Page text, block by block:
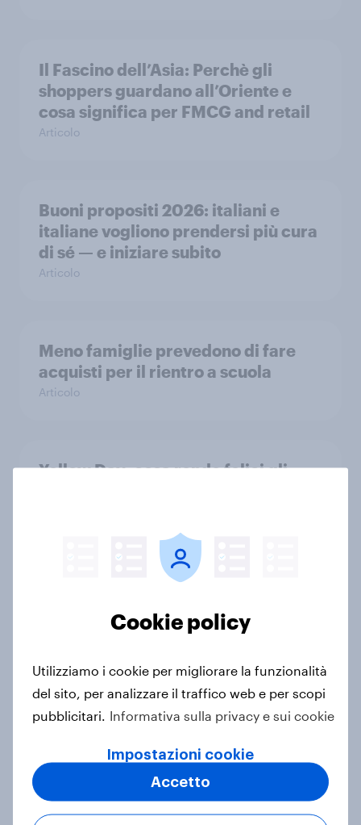
Il Fascino dell’Asia: Perchè gli
shoppers guardano all’Oriente e
cosa significa per FMCG and retail
Articolo
Buoni propositi 2026: italiani e
italiane vogliono prendersi più cura
di sé — e iniziare subito
Articolo
Meno famiglie prevedono di fare
acquisti per il rientro a scuola
Articolo
Yellow Day: cosa rende felici gli
awareness of hygiene poverty with
How GambleAware used YouGov
insights to tackle gambling harms
Caso di Studio
Cookie policy
Utilizziamo i cookie per migliorare la funzionalità
del sito, per analizzare il traffico web e per scopi
pubblicitari.
Informativa sulla privacy e sui cookie
Impostazioni cookie
Accetto